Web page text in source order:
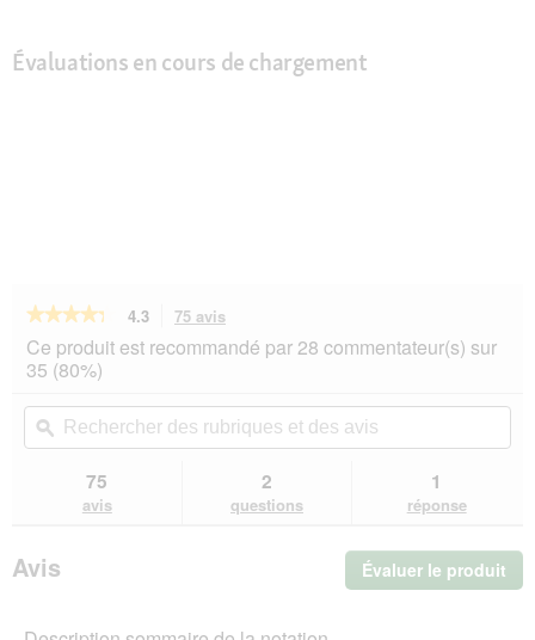
Évaluations en cours de chargement
★★★★★
★★★★★
sur
5
les
avis
Whiskas
AdultTerrine
4.3 75 avis
action
vous
vers
les
avis.
Ce produit est recommandé par 28 commentateur(s) sur
35 (80%)
Rechercher
des
rubriques
ϙ
75
avis
2
questions
1
réponse
Avis Évaluer le produit